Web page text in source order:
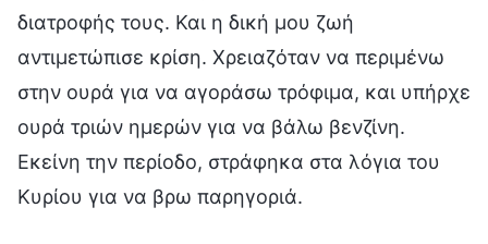
διατροφής τους. Και η δική μου ζωή
αντιμετώπισε κρίση. Χρειαζόταν να περιμένω
στην ουρά για να αγοράσω τρόφιμα, και υπήρχε
ουρά τριών ημερών για να βάλω βενζίνη.
Εκείνη την περίοδο, στράφηκα στα λόγια του
Κυρίου για να βρω παρηγοριά.